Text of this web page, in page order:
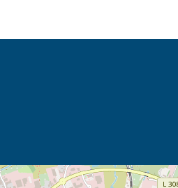
in neuem Tab (Karte)